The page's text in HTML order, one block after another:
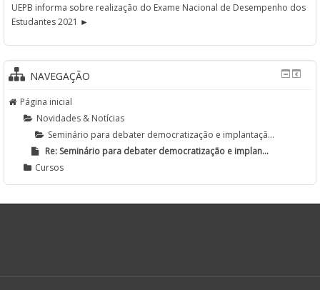
UEPB informa sobre realização do Exame Nacional de Desempenho dos
Estudantes 2021
NAVEGAÇÃO
Página inicial
Novidades & Notícias
Seminário para debater democratização e implantaçã...
Re: Seminário para debater democratização e implan...
Cursos